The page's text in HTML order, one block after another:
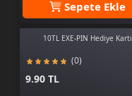
Sepete Ekle
10TL EXE-PIN Hediye Kartı
(0)
9.90 TL